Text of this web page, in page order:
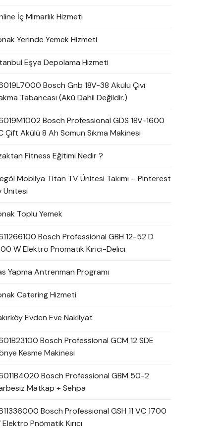
İç Mimarlık Hizmeti
Yerinde Yemek Hizmeti
Eşya Depolama Hizmeti
Bosch Gnb 18V-38 Akülü Çivi
Tabancası (Akü Dahil Değildir.)
Bosch Professional GDS 18V-1600
Çift Akülü 8 Ah Somun Sıkma Makinesi
Fitness Eğitimi Nedir ?
Mobilya Titan TV Ünitesi Takımı – Pinterest
Ünitesi
Toplu Yemek
Bosch Professional GBH 12-52 D
W Elektro Pnömatik Kırıcı-Delici
Yapma Antrenman Programı
Catering Hizmeti
Evden Eve Nakliyat
Bosch Professional GCM 12 SDE
Kesme Makinesi
Bosch Professional GBM 50-2
Matkap + Sehpa
Bosch Professional GSH 11 VC 1700
Elektro Pnömatik Kırıcı